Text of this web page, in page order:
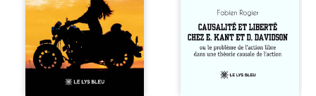
les épreuves ont
forgé une femme
dure, inaccessible
et résolue à ne
jamais dévoiler
ses faiblesses,
jusqu’à ce que le
d’Emmanuel Kant
et de Donald
Davidson, cet
essai explore les
liens entre libre
déterminisme